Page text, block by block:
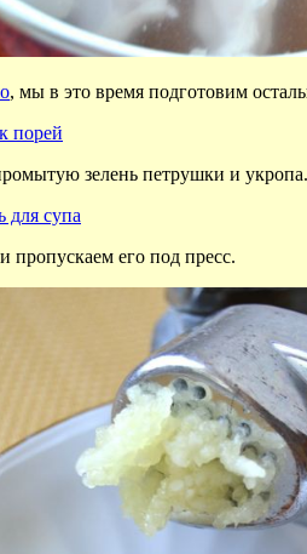
, мы в это время подготовим
зелень петрушки и укропа.
пропускаем его под пресс.